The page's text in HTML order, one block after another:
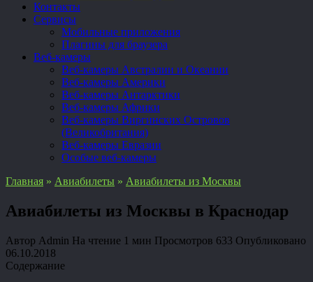
Контакты
Сервисы
Мобильные приложения
Плагины для браузера
Веб-камеры
Веб-камеры Австралии и Океании
Веб-камеры Америки
Веб-камеры Антарктики
Веб-камеры Африки
Веб-камеры Виргинских Островов
(Великобритания)
Веб-камеры Евразии
Особые веб-камеры
Главная » Авиабилеты » Авиабилеты из Москвы
Авиабилеты из Москвы в Краснодар
Автор Admin На чтение 1 мин Просмотров 633 Опубликовано
06.10.2018
Содержание